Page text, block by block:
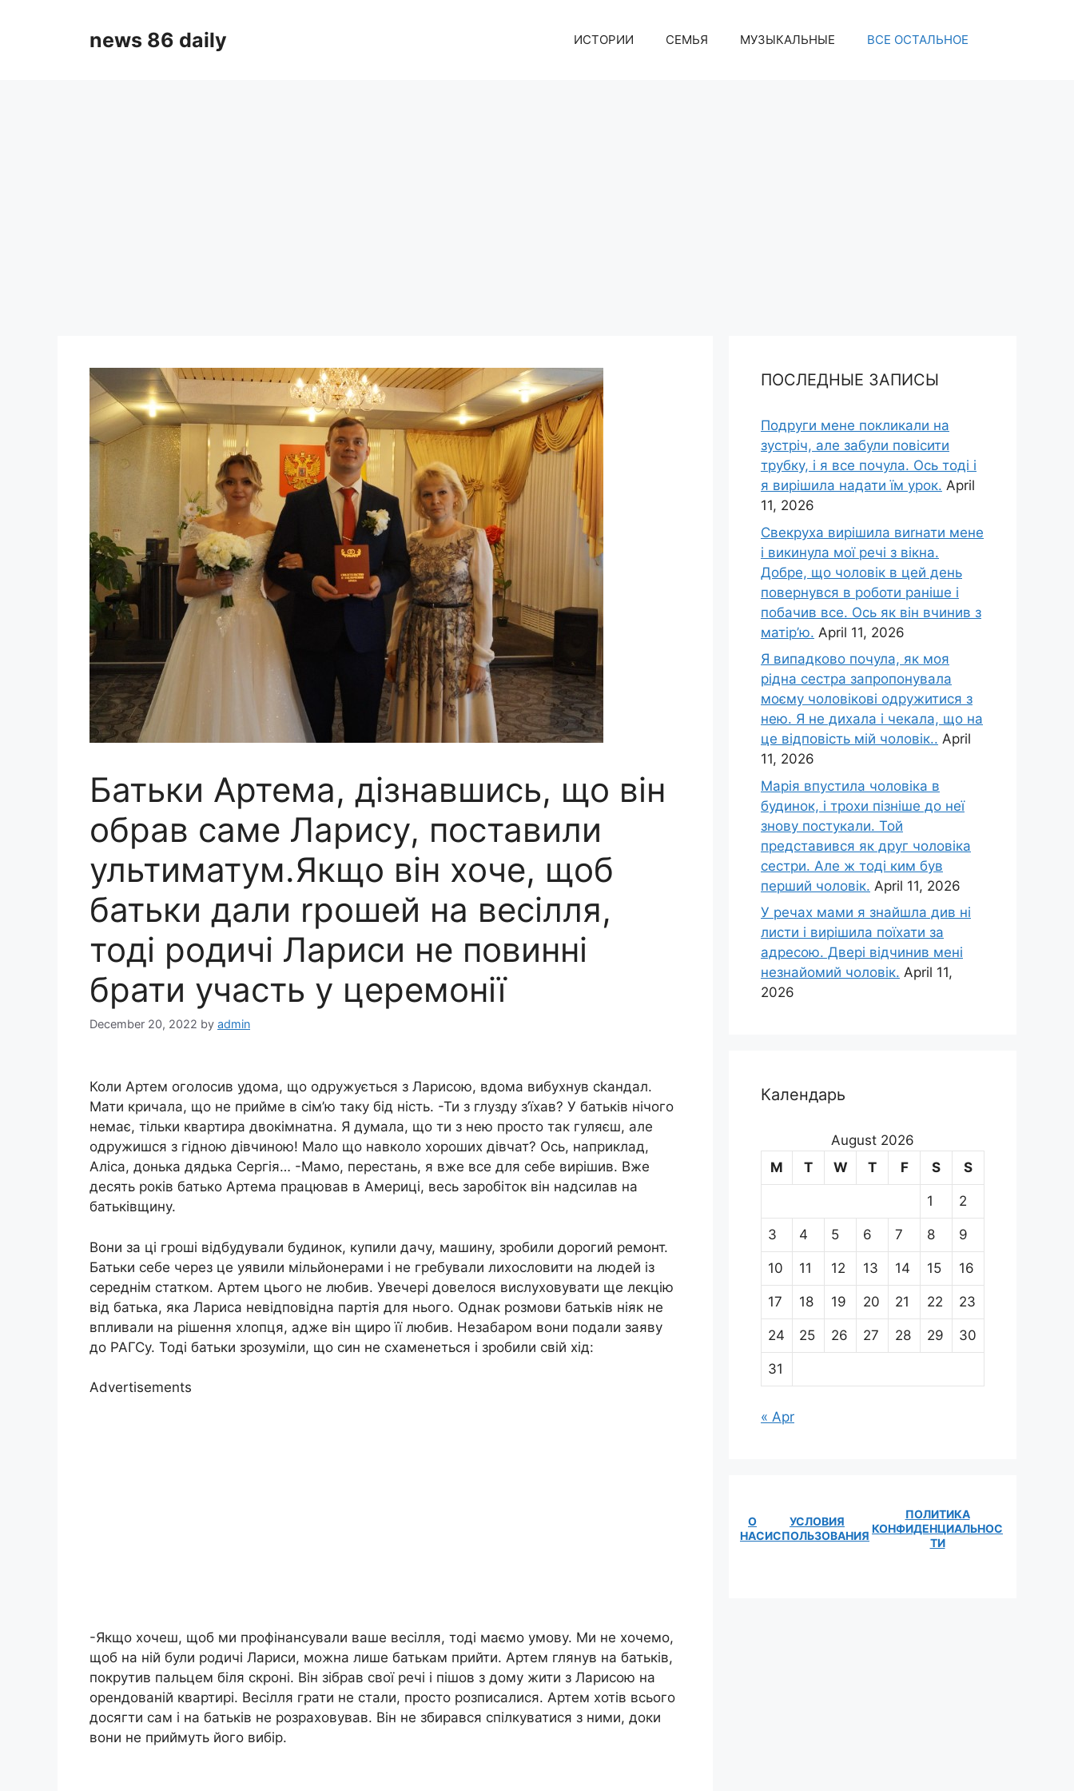
news 86 daily ИСТОРИИ СЕМЬЯ МУЗЫКАЛЬНЫЕ ВСЕ ОСТАЛЬНОЕ
Батьки Артема, дізнавшись, що він
обрав саме Ларису, поставили
ультиматум.Якщо він хоче, щоб
батьки дали rрошей на весілля,
тоді родичі Лариси не повинні
брати участь у церемонії
December 20, 2022 by admin
Коли Артем оголосив удома, що одружується з Ларисою, вдома вибухнув сkандал.
Мати кричала, що не прийме в сім’ю таку бід ність. -Ти з глузду з’їхав? У батьків нічого
немає, тільки квартира двокімнатна. Я думала, що ти з нею просто так гуляєш, але
одружишся з гідною дівчиною! Мало що навколо хороших дівчат? Ось, наприклад,
Аліса, донька дядька Сергія… -Мамо, перестань, я вже все для себе вирішив. Вже
десять років батько Артема працював в Америці, весь заробіток він надсилав на
батьківщину.
Вони за ці гроші відбудували будинок, купили дачу, машину, зробили дорогий ремонт.
Батьки себе через це уявили мільйонерами і не гребували лихословити на людей із
середнім статком. Артем цього не любив. Увечері довелося вислуховувати ще лекцію
від батька, яка Лариса невідповідна партія для нього. Однак розмови батьків ніяк не
впливали на рішення хлопця, адже він щиро її любив. Незабаром вони подали заяву
до РАГСу. Тоді батьки зрозуміли, що син не схаменеться і зробили свій хід:
Advertisements
-Якщо хочеш, щоб ми профінансували ваше весілля, тоді маємо умову. Ми не хочемо,
щоб на ній були родичі Лариси, можна лише батькам прийти. Артем глянув на батьків,
покрутив пальцем біля скроні. Він зібрав свої речі і пішов з дому жити з Ларисою на
орендованій квартирі. Весілля грати не стали, просто розписалися. Артем хотів всього
досягти сам і на батьків не розраховував. Він не збирався спілкуватися з ними, доки
вони не приймуть його вибір.
ПОСЛЕДНЫЕ ЗАПИСЫ
Подруги мене покликали на
зустріч, але забули повісити
трубку, і я все почула. Ось тоді і
я вирішила надати їм урок. April
11, 2026
Свекруха вирішила виrнати мене
і викинула мої речі з вікна.
Добре, що чоловік в цей день
повернувся в роботи раніше і
побачив все. Ось як він вчинив з
матір’ю. April 11, 2026
Я випадково почула, як моя
рідна сестра запропонувала
моєму чоловікові одружитися з
нею. Я не дихала і чекала, що на
це відповість мій чоловік.. April
11, 2026
Марія впустила чоловіка в
будинок, і трохи пізніше до неї
знову постукали. Той
представився як друг чоловіка
сестри. Але ж тоді ким був
перший чоловік. April 11, 2026
У речах мами я знайшла див ні
листи і вирішила поїхати за
адресою. Двері відчинив мені
незнайомий чоловік. April 11,
2026
Календарь
August 2026
M
T W T F S S
1 2
3 4 5 6 7 8 9
10 11 12 13 14 15 16
17 18 19 20 21 22 23
24 25 26 27 28 29 30
31
« Apr
О
НАС
УСЛОВИЯ
ИСПОЛЬЗОВАНИЯ
ПОЛИТИКА
КОНФИДЕНЦИАЛЬНОС
ТИ